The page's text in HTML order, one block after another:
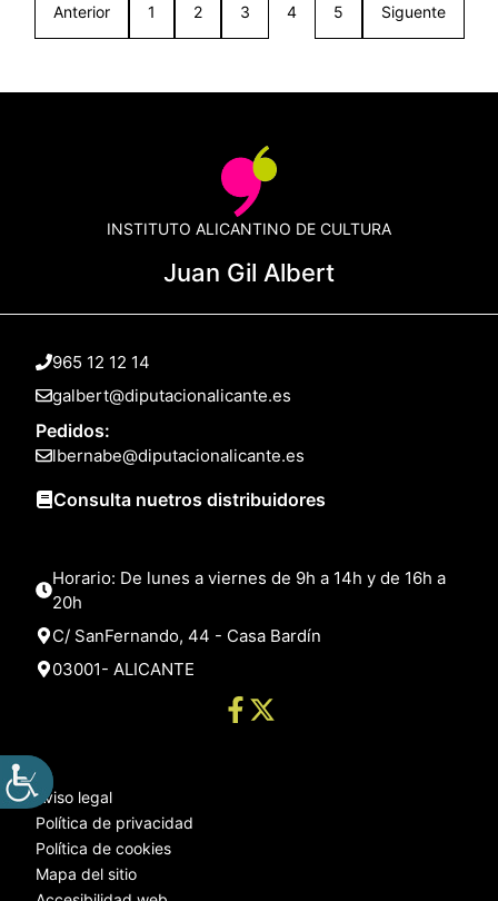
Anterior 1 2 3 4 5 Siguente
INSTITUTO ALICANTINO DE CULTURA
Juan Gil Albert
965 12 12 14
galbert@diputacionalicante.es
Pedidos:
lbernabe@diputacionalicante.es
Consulta nuetros distribuidores
Horario: De lunes a viernes de 9h a 14h y de 16h a
20h
C/ SanFernando, 44 - Casa Bardín
03001- ALICANTE
Aviso legal
Política de privacidad
Política de cookies
Mapa del sitio